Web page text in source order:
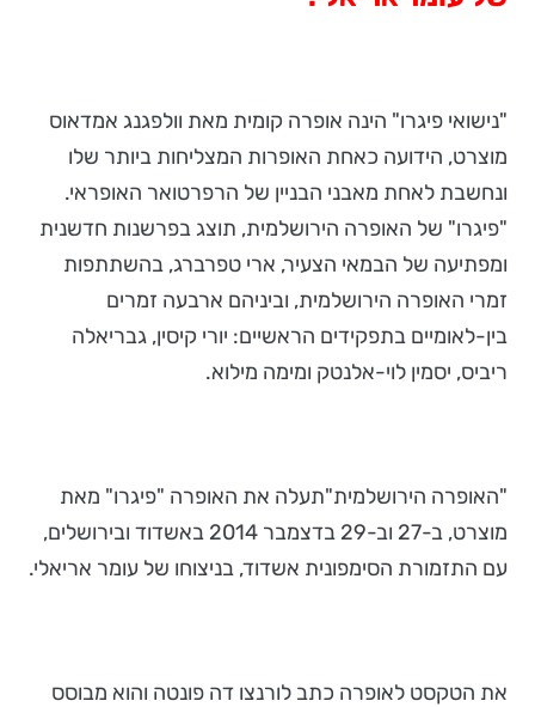
"נישואי פיגרו" הינה אופרה קומית מאת וולפגנג אמדאוס
מוצרט, הידועה כאחת האופרות המצליחות ביותר שלו
ונחשבת לאחת מאבני הבניין של הרפרטואר האופראי.
"פיגרו" של האופרה הירושלמית, תוצג בפרשנות חדשנית
ומפתיעה של הבמאי הצעיר, ארי טפרברג, בהשתתפות
זמרי האופרה הירושלמית, וביניהם ארבעה זמרים
בין-לאומיים בתפקידים הראשיים: יורי קיסין, גבריאלה
ריביס, יסמין לוי-אלנטק ומימה מילוא.
"האופרה הירושלמית"תעלה את האופרה "פיגרו" מאת
מוצרט, ב-27 וב-29 בדצמבר 2014 באשדוד ובירושלים,
עם התזמורת הסימפונית אשדוד, בניצוחו של עומר אריאלי.
את הטקסט לאופרה כתב לורנצו דה פונטה והוא מבוסס